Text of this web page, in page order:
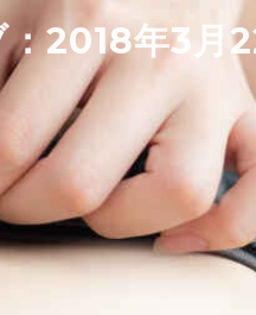
2018年3月